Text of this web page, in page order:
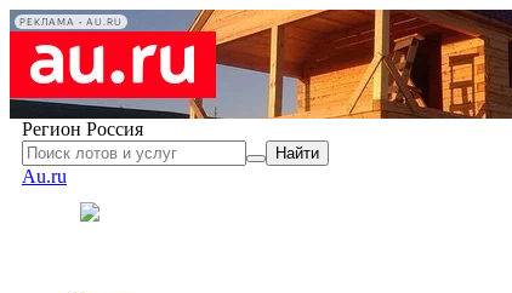
РЕКЛАМА • AU.RU
Регион Россия
Найти
Au.ru